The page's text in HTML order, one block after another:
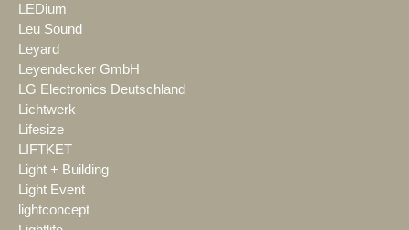
LEDium
Leu Sound
Leyard
Leyendecker GmbH
LG Electronics Deutschland
Lichtwerk
Lifesize
LIFTKET
Light + Building
Light Event
lightconcept